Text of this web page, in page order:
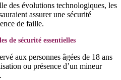
des évolutions technologiques, les
assurer une sécurité
de faille.
de sécurité essentielles
aux personnes âgées de 18 ans
ou présence d’un mineur